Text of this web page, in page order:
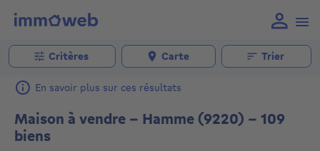
Critères Carte Trier
En savoir plus sur ces résultats
Maison à vendre - Hamme (9220) - 109
biens